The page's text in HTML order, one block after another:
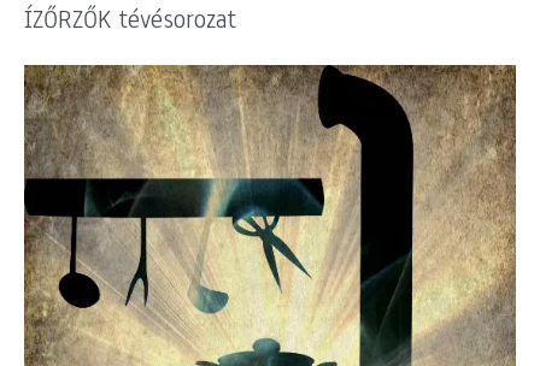
ÍZŐRZŐK tévésorozat